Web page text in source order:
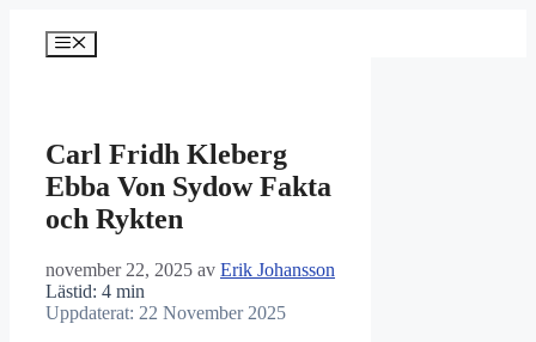
innehåll
Meny
Carl Fridh Kleberg
Ebba Von Sydow Fakta
och Rykten
november 22, 2025 av Erik Johansson
Lästid: 4 min
Uppdaterat: 22 November 2025